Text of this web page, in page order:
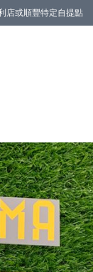
店或順豐特定自提點